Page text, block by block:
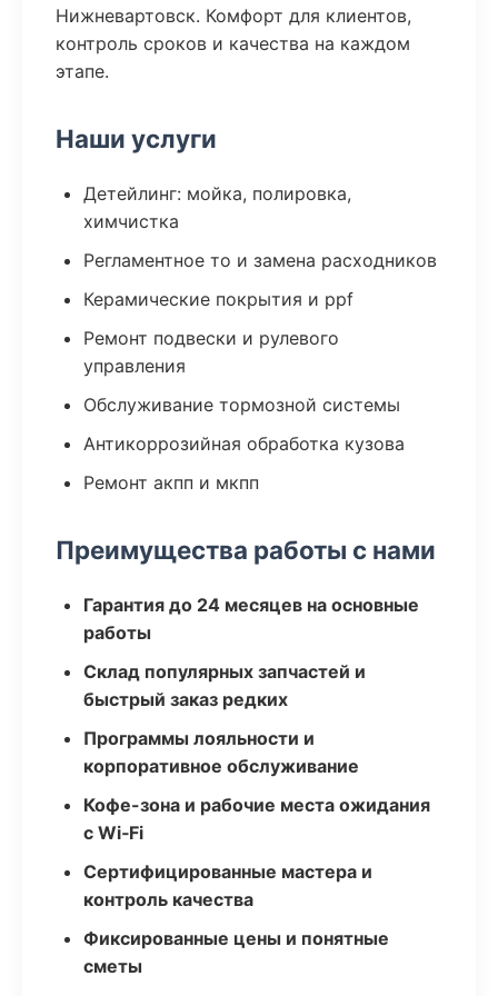
Нижневартовск. Комфорт для клиентов,
контроль сроков и качества на каждом
этапе.
Наши услуги
Детейлинг: мойка, полировка,
химчистка
Регламентное то и замена расходников
Керамические покрытия и ppf
Ремонт подвески и рулевого
управления
Обслуживание тормозной системы
Антикоррозийная обработка кузова
Ремонт акпп и мкпп
Преимущества работы с нами
Гарантия до 24 месяцев на основные
работы
Склад популярных запчастей и
быстрый заказ редких
Программы лояльности и
корпоративное обслуживание
Кофе-зона и рабочие места ожидания
с Wi‑Fi
Сертифицированные мастера и
контроль качества
Фиксированные цены и понятные
сметы